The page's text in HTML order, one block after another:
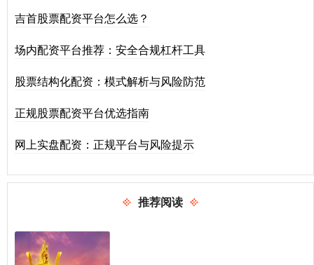
吉首股票配资平台怎么选？
场内配资平台推荐：安全合规杠杆工具
股票结构化配资：模式解析与风险防范
正规股票配资平台优选指南
网上实盘配资：正规平台与风险提示
推荐阅读